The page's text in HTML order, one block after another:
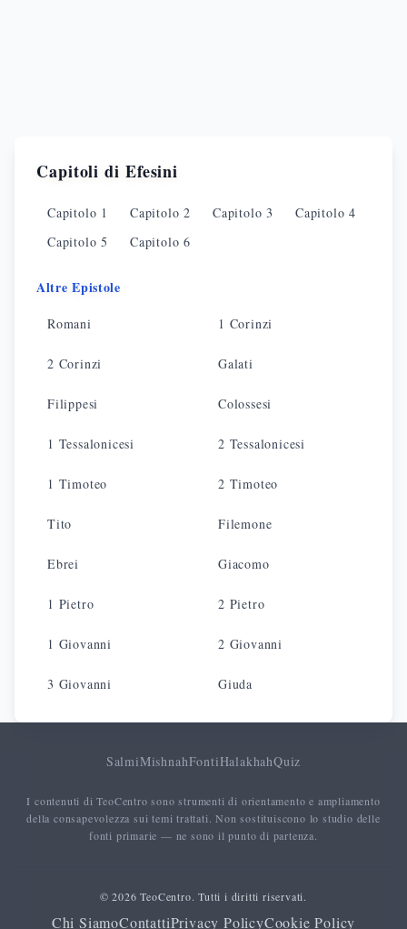
Capitoli di Efesini
Capitolo 1 Capitolo2 Capitolo3 Capitolo4
Capitolo5 Capitolo6
Altre Epistole
Romani 1 Corinzi
2 Corinzi Galati
Filippesi Colossesi
1 Tessalonicesi 2 Tessalonicesi
1 Timoteo 2 Timoteo
Tito Filemone
Ebrei Giacomo
1 Pietro 2 Pietro
1 Giovanni 2 Giovanni
3 Giovanni Giuda
SalmiMishnahFontiHalakhahQuiz
I contenuti di TeoCentro sono strumenti di orientamento e ampliamento
della consapevolezza sui temi trattati. Non sostituiscono lo studio delle
fonti primarie — ne sono il punto di partenza.
© 2026 TeoCentro. Tutti i diritti riservati.
Chi SiamoContattiPrivacy PolicyCookie Policy